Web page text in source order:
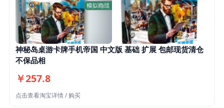
神秘岛桌游卡牌手机帝国 中文版 基础 扩展 包邮现货清仓
不保品相
￥257.8
点击查看淘宝详情 / 购买